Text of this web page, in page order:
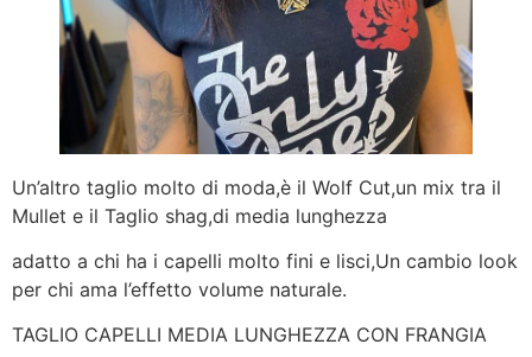
Un’altro taglio molto di moda,è il Wolf Cut,un mix tra il
Mullet e il Taglio shag,di media lunghezza
adatto a chi ha i capelli molto fini e lisci,Un cambio look
per chi ama l’effetto volume naturale.
TAGLIO CAPELLI MEDIA LUNGHEZZA CON FRANGIA